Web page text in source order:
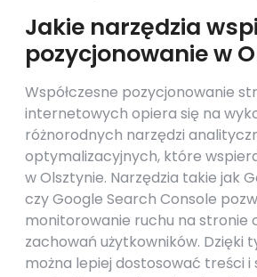
Jakie narzędzia
pozycjonowanie w
Współczesne pozycjonowanie
internetowych opiera się na
różnorodnych narzędzi
optymalizacyjnych, które
w Olsztynie. Narzędzia takie jak
czy Google Search Console
monitorowanie ruchu na stronie
zachowań użytkowników. Dzięki
można lepiej dostosować treści